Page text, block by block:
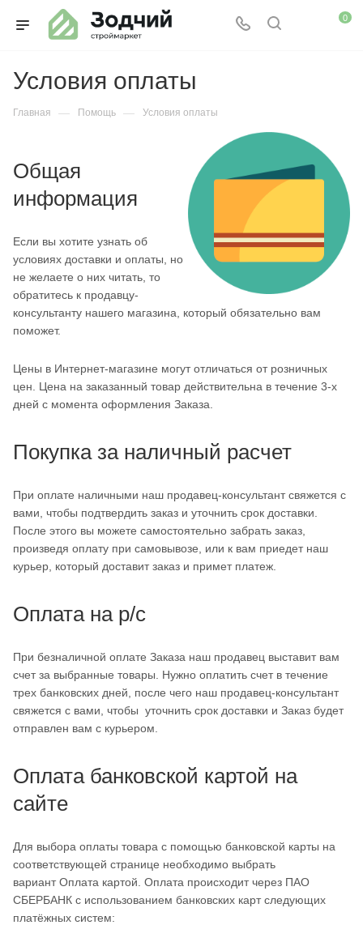
0
Условия оплаты
Главная — Помощь — Условия оплаты
Общая
информация
Если вы хотите узнать об
условиях доставки и оплаты, но
не желаете о них читать, то
обратитесь к продавцу-
консультанту нашего магазина, который обязательно вам
поможет.
Цены в Интернет-магазине могут отличаться от розничных
цен. Цена на заказанный товар действительна в течение 3-х
дней с момента оформления Заказа.
Покупка за наличный расчет
При оплате наличными наш продавец-консультант свяжется с
вами, чтобы подтвердить заказ и уточнить срок доставки.
После этого вы можете самостоятельно забрать заказ,
произведя оплату при самовывозе, или к вам приедет наш
курьер, который доставит заказ и примет платеж.
Оплата на р/с
При безналичной оплате Заказа наш продавец выставит вам
счет за выбранные товары. Нужно оплатить счет в течение
трех банковских дней, после чего наш продавец-консультант
свяжется с вами, чтобы уточнить срок доставки и Заказ будет
отправлен вам с курьером.
Оплата банковской картой на
сайте
Для выбора оплаты товара с помощью банковской карты на
соответствующей странице необходимо выбрать
вариант Оплата картой. Оплата происходит через ПАО
СБЕРБАНК с использованием банковских карт следующих
платёжных систем: